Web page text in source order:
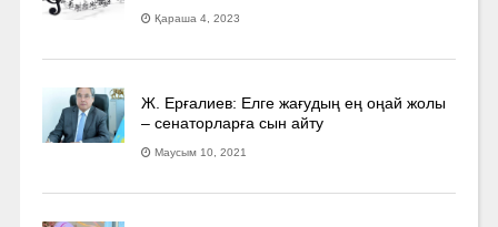
Қараша 4, 2023
Ж. Ерғалиев: Елге жағудың ең оңай жолы
– сенаторларға сын айту
Маусым 10, 2021